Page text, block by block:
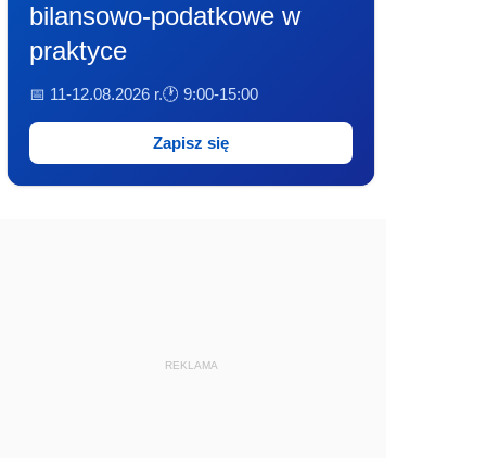
bilansowo-podatkowe w
praktyce
📅 11-12.08.2026 r.🕐 9:00-15:00
Zapisz się
REKLAMA